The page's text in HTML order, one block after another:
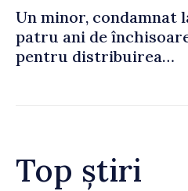
Un minor, condamnat
patru ani de
pentru distribuirea
Top știri